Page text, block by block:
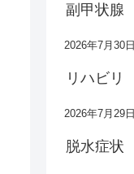
副甲状腺
2026年7月30日
リハビリ
2026年7月29日
脱水症状